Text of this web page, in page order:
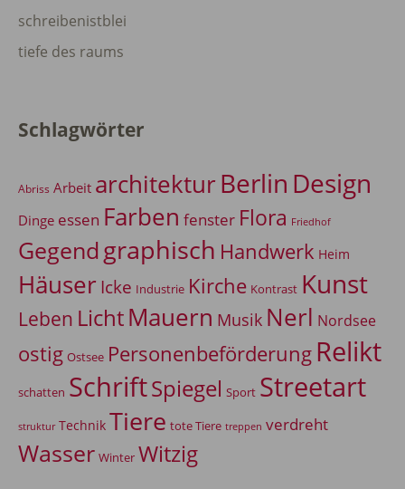
schreibenistblei
tiefe des raums
Schlagwörter
Abriss Arbeit architekturBerlin Design
Dinge essen Farben fenster Flora Friedhof
Gegendgraphisch Handwerk Heim
Häuser Icke Industrie Kirche Kontrast Kunst
Leben LichtMauern Musik Nerl Nordsee
ostig Ostsee Personenbeförderung Relikt
schatten SchriftSpiegel Sport Streetart
struktur Technik Tiere tote Tiere treppen verdreht
Wasser Winter Witzig